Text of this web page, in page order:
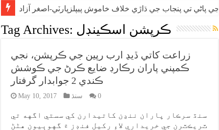
پاڻي تي پنجاب جي ڌاڙي خلاف خاموش پيپلزپارٽي-اصغر آزاد
Tag Archives: ڪرپشن اسڪينڊل
زراعت کاتي ڏيڍ ارب رپين جي ڪرپشن، نجي
ڪمپني پاران رڪارڊ ضايع ڪرڻ جي ڪوشش
ڪندي 2 جوابدار گرفتار
May 10, 2017 سنڌ 0
سنڌ سرڪار پاران ننڍن کاتيدارن کي سستي اگهه تي
ٽريڪٽرن جي خريداري لاءِ رکيل فنڊز ۾ گهوٻيون هڻڻ